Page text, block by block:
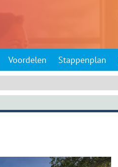
Voordelen Stappenplan